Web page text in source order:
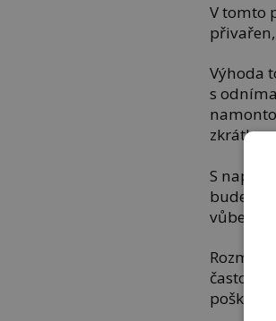
V tomto
Výhoda
s
zkrátka
S
budete
vůbec
často,